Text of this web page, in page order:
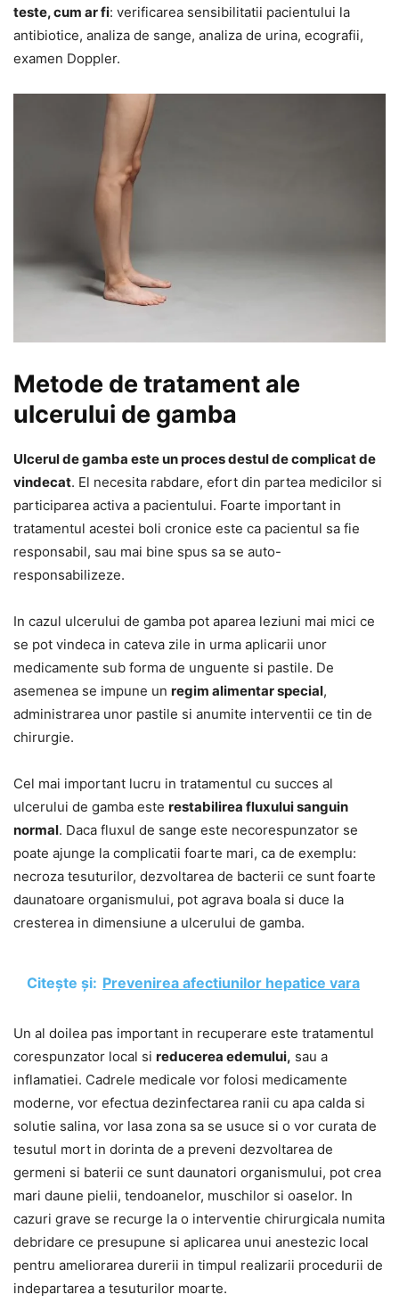
teste, cum ar fi: verificarea sensibilitatii pacientului la
antibiotice, analiza de sange, analiza de urina, ecografii,
examen Doppler.
Metode de tratament ale
ulcerului de gamba
Ulcerul de gamba este un proces destul de complicat de
vindecat. El necesita rabdare, efort din partea medicilor si
participarea activa a pacientului. Foarte important in
tratamentul acestei boli cronice este ca pacientul sa fie
responsabil, sau mai bine spus sa se auto-
responsabilizeze.
In cazul ulcerului de gamba pot aparea leziuni mai mici ce
se pot vindeca in cateva zile in urma aplicarii unor
medicamente sub forma de unguente si pastile. De
asemenea se impune un regim alimentar special,
administrarea unor pastile si anumite interventii ce tin de
chirurgie.
Cel mai important lucru in tratamentul cu succes al
ulcerului de gamba este restabilirea fluxului sanguin
normal. Daca fluxul de sange este necorespunzator se
poate ajunge la complicatii foarte mari, ca de exemplu:
necroza tesuturilor, dezvoltarea de bacterii ce sunt foarte
daunatoare organismului, pot agrava boala si duce la
cresterea in dimensiune a ulcerului de gamba.
Citește și: Prevenirea afectiunilor hepatice vara
Un al doilea pas important in recuperare este tratamentul
corespunzator local si reducerea edemului, sau a
inflamatiei. Cadrele medicale vor folosi medicamente
moderne, vor efectua dezinfectarea ranii cu apa calda si
solutie salina, vor lasa zona sa se usuce si o vor curata de
tesutul mort in dorinta de a preveni dezvoltarea de
germeni si baterii ce sunt daunatori organismului, pot crea
mari daune pielii, tendoanelor, muschilor si oaselor. In
cazuri grave se recurge la o interventie chirurgicala numita
debridare ce presupune si aplicarea unui anestezic local
pentru ameliorarea durerii in timpul realizarii procedurii de
indepartarea a tesuturilor moarte.